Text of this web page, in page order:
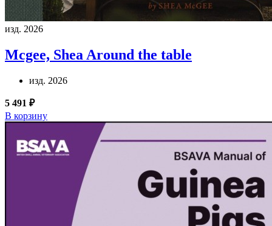
изд. 2026
Mcgee, Shea Around the table
изд. 2026
5 491 ₽
В корзину